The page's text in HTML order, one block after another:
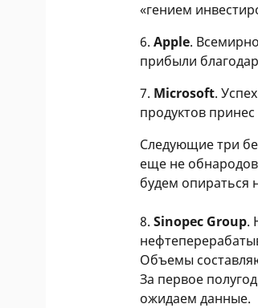
«гением
6.Apple.
прибыли
7. Microsoft.
продуктов
Следующие три
еще не
будем опираться
8.Sinopec Group.
Объемы
За первое
ожидаем данные.